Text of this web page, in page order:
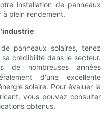
installation de panneaux
à plein rendement.
panneaux solaires, tenez
crédibilité dans le secteur.
de nombreuses années
d'une excellente
solaire. Pour évaluer la
vous pouvez consulter
obtenus.